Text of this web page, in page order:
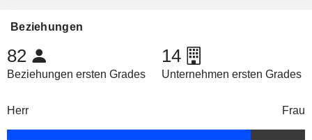
Beziehungen
82
Beziehungen ersten Grades
14
Unternehmen ersten Grades
Herr Frau